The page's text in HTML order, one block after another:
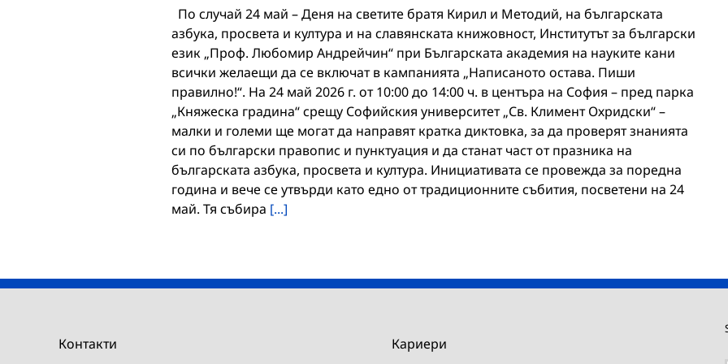
По случай 24 май – Деня на светите братя Кирил и Методий, на българската
азбука, просвета и култура и на славянската книжовност, Институтът за български
език „Проф. Любомир Андрейчин“ при Българската академия на науките кани
всички желаещи да се включат в кампанията „Написаното остава. Пиши
правилно!“. На 24 май 2026 г. от 10:00 до 14:00 ч. в центъра на София – пред парка
„Княжеска градина“ срещу Софийския университет „Св. Климент Охридски“ –
малки и големи ще могат да направят кратка диктовка, за да проверят знанията
си по български правопис и пунктуация и да станат част от празника на
българската азбука, просвета и култура. Инициативата се провежда за поредна
година и вече се утвърди като едно от традиционните събития, посветени на 24
май. Тя събира [...]
Контакти Кариери